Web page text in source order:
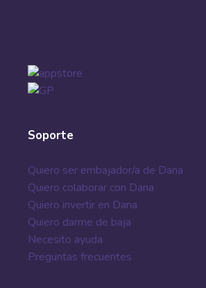
Soporte
Quiero ser embajador/a de Dana
Quiero colaborar con Dana
Quiero invertir en Dana
Quiero darme de baja
Necesito ayuda
Preguntas frecuentes